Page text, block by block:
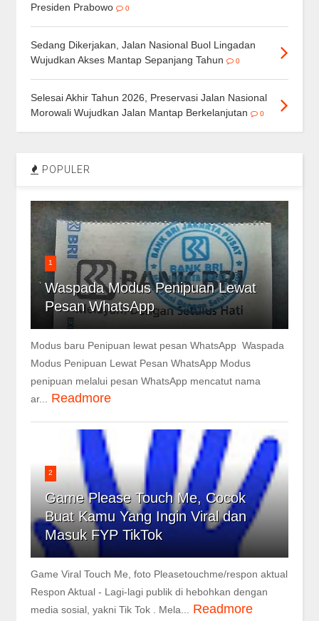
Presiden Prabowo
0
Sedang Dikerjakan, Jalan Nasional Buol Lingadan
Wujudkan Akses Mantap Sepanjang Tahun
0
Selesai Akhir Tahun 2026, Preservasi Jalan Nasional
Morowali Wujudkan Jalan Mantap Berkelanjutan
0
POPULER
1
Waspada Modus Penipuan Lewat
Pesan WhatsApp
Modus baru Penipuan lewat pesan WhatsApp Waspada
Modus Penipuan Lewat Pesan WhatsApp Modus
penipuan melalui pesan WhatsApp mencatut nama
ar...
Readmore
2
Game Please Touch Me, Cocok
Buat Kamu Yang Ingin Viral dan
Masuk FYP TikTok
Game Viral Touch Me, foto Pleasetouchme/respon aktual
Respon Aktual - Lagi-lagi publik di hebohkan dengan
media sosial, yakni Tik Tok . Mela...
Readmore